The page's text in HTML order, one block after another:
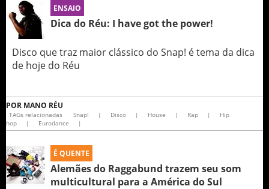
ENSAIO
Dica do Réu: I have got the power!
Disco que traz maior clássico do Snap! é tema da dica
de hoje do Réu
POR MANO RÉU
TAGs relacionadas Snap! | Disco | House | Rap |
Hip
hop
| Eurodance |
É QUENTE
Alemães do Raggabund trazem seu som
multicultural para a América do Sul